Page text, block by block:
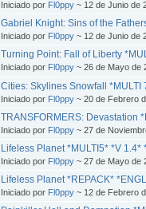
Iniciado por Fl0ppy ~ 12 de Junio de
Gabriel Knight: Sins of the
Iniciado por Fl0ppy ~ 12 de Junio de
Turning Point: Fall of Liberty
Iniciado por Fl0ppy ~ 26 de Mayo de
Cities: Skylines Snowfall *MULTI
Iniciado por Fl0ppy ~ 20 de Febrero
TRANSFORMERS: Devastation
Iniciado por Fl0ppy ~ 27 de
Lifeless Planet *MULTI5* *V 1.4*
Iniciado por Fl0ppy ~ 27 de Mayo de
Lifeless Planet *REPACK*
Iniciado por Fl0ppy ~ 12 de Febrero